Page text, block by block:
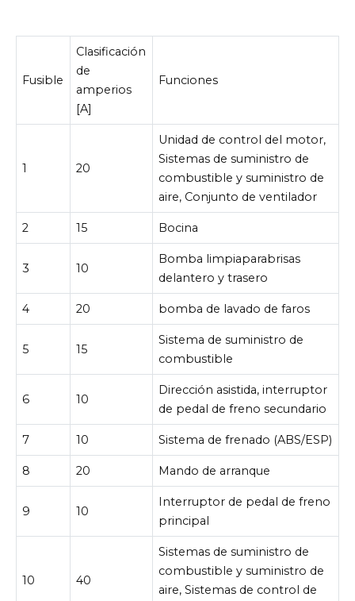
Fusible
Clasificación
de
amperios
[A]
Funciones
1 20
Unidad de control del motor,
Sistemas de suministro de
combustible y suministro de
aire, Conjunto de ventilador
2 15 Bocina
3 10
Bomba limpiaparabrisas
delantero y trasero
4 20 bomba de lavado de faros
5 15
Sistema de suministro de
combustible
6 10
Dirección asistida, interruptor
de pedal de freno secundario
7 10 Sistema de frenado (ABS/ESP)
8 20 Mando de arranque
9 10
Interruptor de pedal de freno
principal
10 40
Sistemas de suministro de
combustible y suministro de
aire, Sistemas de control de